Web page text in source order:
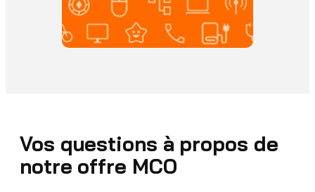
Vos questions à propos de
notre offre MCO